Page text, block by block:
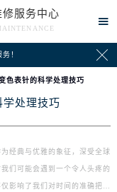
服务中心

！ 
色表针的科学处理技巧
处理技巧
经典与优雅的象征，深受全球
们可能会遇到一个令人头疼的
影响了我们对时间的准确把…